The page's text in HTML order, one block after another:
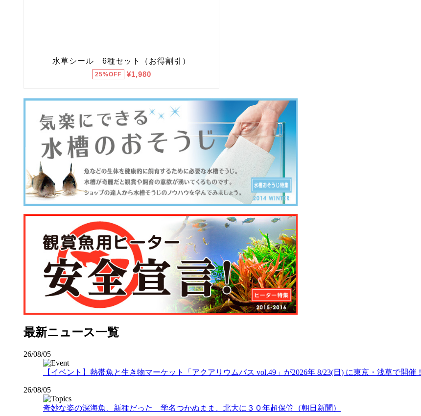
最新ニュース一覧
26/08/05
【イベント】熱帯魚と生き物マーケット「アクアリウムバス vol.49」が2026年 8/23(日) に東京・浅草で開催！
26/08/05
奇妙な姿の深海魚、新種だった 学名つかぬまま、北大に３０年超保管（朝日新聞）